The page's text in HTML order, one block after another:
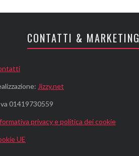
CONTATTI & MARKETING
Jizzy.net
01419730559
privacy e politica dei cookie
UE